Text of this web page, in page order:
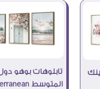
تابلوهات بوهو
المتوسط Mediterranean